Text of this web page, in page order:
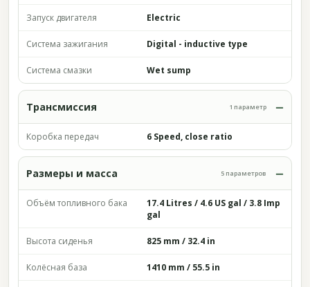
Запуск двигателя Electric
Система зажигания Digital - inductive type
Система смазки Wet sump
Трансмиссия 1 параметр
Коробка передач 6 Speed, close ratio
Размеры и масса 5 параметров
Объём топливного бака
17.4 Litres / 4.6 US gal / 3.8 Imp
gal
Высота сиденья 825 mm / 32.4 in
Колёсная база 1410 mm / 55.5 in